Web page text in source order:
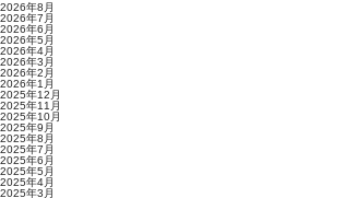
2026年8月
2026年7月
2026年6月
2026年5月
2026年4月
2026年3月
2026年2月
2026年1月
2025年12月
2025年11月
2025年10月
2025年9月
2025年8月
2025年7月
2025年6月
2025年5月
2025年4月
2025年3月